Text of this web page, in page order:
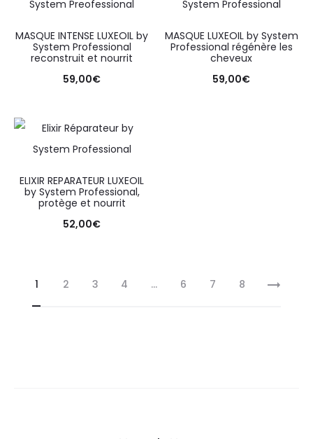
MASQUE INTENSE LUXEOIL by
System Professional
reconstruit et nourrit
59,00€
MASQUE LUXEOIL by System
Professional régénère les
cheveux
59,00€
ELIXIR REPARATEUR LUXEOIL
by System Professional,
protège et nourrit
52,00€
1 2 3 4 … 6 7 8